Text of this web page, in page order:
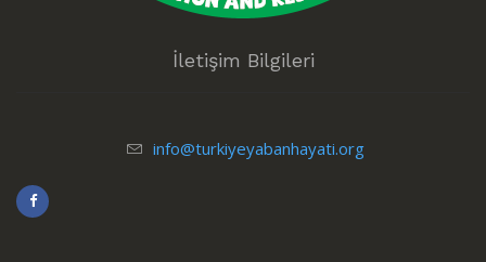
İletişim Bilgileri
info@turkiyeyabanhayati.org